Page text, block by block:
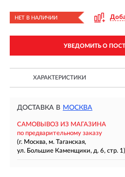
НЕТ В НАЛИЧИИ
УВЕДОМИТЬ О
ХАРАКТЕРИСТИКИ
ДОСТАВКА В МОСКВА
САМОВЫВОЗ ИЗ МАГАЗИНА
по предварительному заказу
(г. Москва, м. Таганская,
ул. Большие Каменщики, д. 6, стр. 1)